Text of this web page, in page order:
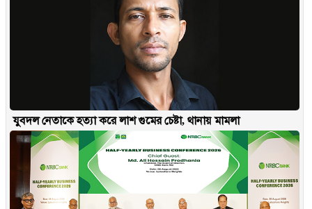
যুবদল নেতাকে হত্যা করে লাশ গুমের চেষ্টা, থানায় মামলা